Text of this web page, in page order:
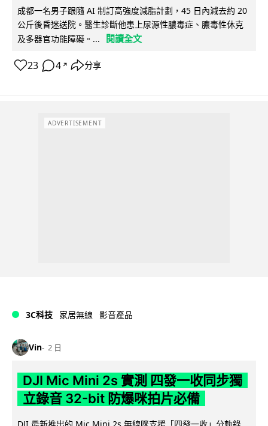
成都一名男子跟隨 AI 制訂高強度減脂計劃，45 日內減去約 20
公斤後昏迷送院。醫生診斷他患上尿源性膿毒症、膿毒性休克
及多器官功能障礙。...
閱讀全文
23 4 ↗ 分享
ADVERTISEMENT
3C科技 家居無線 影音產品
Vin 2 日
DJI Mic Mini 2s 實測 四發一收同步獨
立錄音 32-bit 防爆咪拍片必備